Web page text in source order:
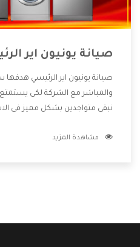
صيانة يونيون اير
صيانة يونيون اير الرئيسي
والمباشر مع الشركة لكى يستمتع
نبقى متواجدين بشكل مميز فى
الشركة بها والتى تكون منها
مشاهدة المزيد